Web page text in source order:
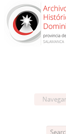
Navegar